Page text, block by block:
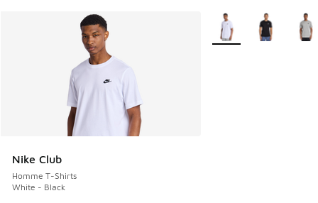
Nike Club
Homme T-Shirts
White - Black
Plus de couleurs